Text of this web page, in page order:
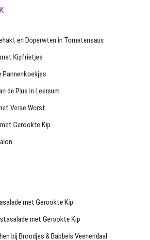
en Doperwten in Tomatensaus
Kipfrietjes
Pannenkoekjes
de Plus in Leersum
Verse Worst
Gerookte Kip
met Gerookte Kip
met Gerookte Kip
bij Broodjes & Babbels Veenendaal